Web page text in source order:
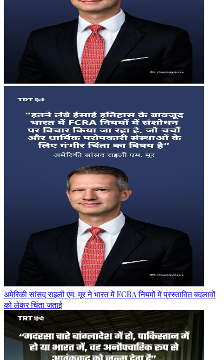
अमेरिकी सांसद राइली एम. मूर ने भारत में FCRA नियमों में प्रस्तावित बदलावों
को लेकर चिंता जताई